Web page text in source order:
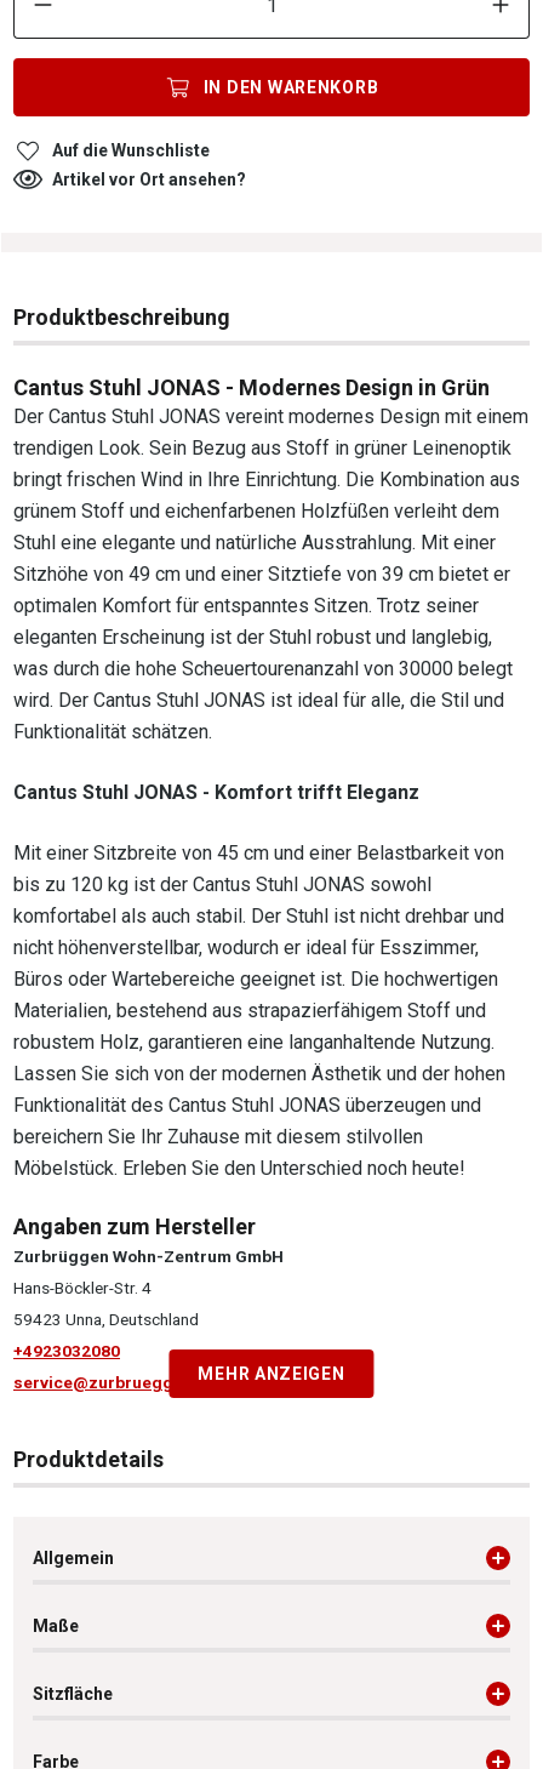
IN DEN WARENKORB
Auf die Wunschliste
Artikel vor Ort ansehen?
Produktbeschreibung
Cantus Stuhl JONAS - Modernes Design in Grün
Der Cantus Stuhl JONAS vereint modernes Design mit einem
trendigen Look. Sein Bezug aus Stoff in grüner Leinenoptik
bringt frischen Wind in Ihre Einrichtung. Die Kombination aus
grünem Stoff und eichenfarbenen Holzfüßen verleiht dem
Stuhl eine elegante und natürliche Ausstrahlung. Mit einer
Sitzhöhe von 49 cm und einer Sitztiefe von 39 cm bietet er
optimalen Komfort für entspanntes Sitzen. Trotz seiner
eleganten Erscheinung ist der Stuhl robust und langlebig,
was durch die hohe Scheuertourenanzahl von 30000 belegt
wird. Der Cantus Stuhl JONAS ist ideal für alle, die Stil und
Funktionalität schätzen.
Cantus Stuhl JONAS - Komfort trifft Eleganz
Mit einer Sitzbreite von 45 cm und einer Belastbarkeit von
bis zu 120 kg ist der Cantus Stuhl JONAS sowohl
komfortabel als auch stabil. Der Stuhl ist nicht drehbar und
nicht höhenverstellbar, wodurch er ideal für Esszimmer,
Büros oder Wartebereiche geeignet ist. Die hochwertigen
Materialien, bestehend aus strapazierfähigem Stoff und
robustem Holz, garantieren eine langanhaltende Nutzung.
Lassen Sie sich von der modernen Ästhetik und der hohen
Funktionalität des Cantus Stuhl JONAS überzeugen und
bereichern Sie Ihr Zuhause mit diesem stilvollen
Möbelstück. Erleben Sie den Unterschied noch heute!
Angaben zum Hersteller
Zurbrüggen Wohn-Zentrum GmbH
Hans-Böckler-Str. 4
59423 Unna, Deutschland
+4923032080
service@zurbrueggen.deMEHR ANZEIGEN
Produktdetails
Allgemein
Maße
Sitzfläche
Farbe